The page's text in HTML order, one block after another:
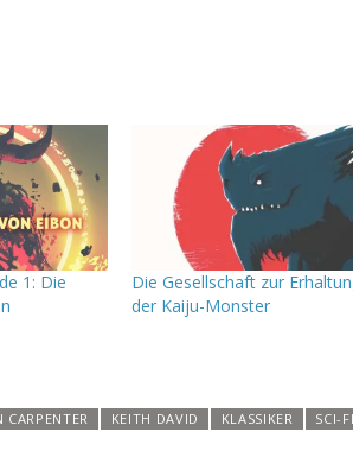
1: Die
Die Gesellschaft zur
der Kaiju-Monster
CARPENTER KEITH DAVID KLASSIKER
SCI-FI